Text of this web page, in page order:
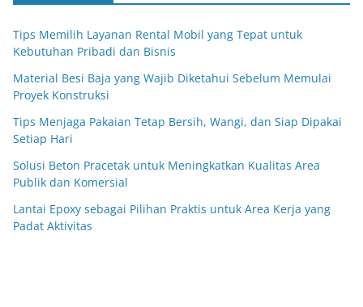
Tips Memilih Layanan Rental Mobil yang Tepat untuk
Kebutuhan Pribadi dan Bisnis
Material Besi Baja yang Wajib Diketahui Sebelum Memulai
Proyek Konstruksi
Tips Menjaga Pakaian Tetap Bersih, Wangi, dan Siap Dipakai
Setiap Hari
Solusi Beton Pracetak untuk Meningkatkan Kualitas Area
Publik dan Komersial
Lantai Epoxy sebagai Pilihan Praktis untuk Area Kerja yang
Padat Aktivitas